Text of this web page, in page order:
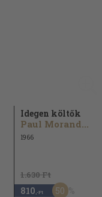
Idegen költők
Paul Morand...
1966
1.630 Ft
810 ,-Ft 50